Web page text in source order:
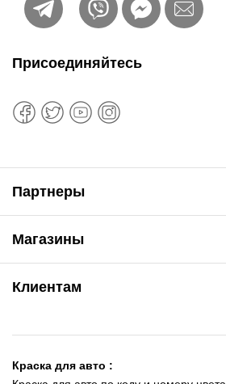
Магазины
ул. Рабочая, 2-а
093 611-39-23
Клиентам
Доставка и оплата
Присоединяйтесь
Партнеры
Краска для авто :